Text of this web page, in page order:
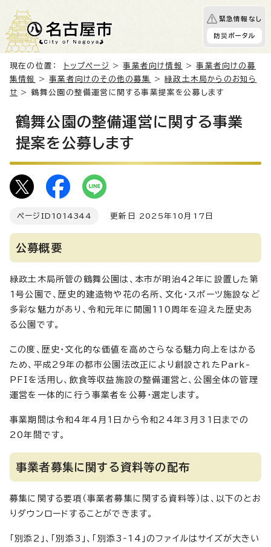
緊急情報なし
防災ポータル
現在の位置： トップページ >事業者向け情報 >事業者向けの募
集情報
>事業者向けのその他の募集 >緑政土木局からのお知ら
せ > 鶴舞公園の整備運営に関する事業提案を公募します
鶴舞公園の整備運営に関する事業
提案を公募します
ページID 1014344 更新日 2025年10月17日
公募概要
緑政土木局所管の鶴舞公園は、本市が明治42年に設置した第
1号公園で、歴史的建造物や花の名所、文化・スポーツ施設など
多彩な魅力があり、令和元年に開園110周年を迎えた歴史あ
る公園です。
この度、歴史・文化的な価値を高めさらなる魅力向上をはかる
ため、平成29年の都市公園法改正により創設されたPark-
PFIを活用し、飲食等収益施設の整備運営と、公園全体の管理
運営を一体的に行う事業者を公募・選定します。
事業期間は令和4年4月1日から令和24年3月31日までの
20年間です。
事業者募集に関する資料等の配布
募集に関する要項（事業者募集に関する資料等）は、以下のとお
りダウンロードすることができます。
「別添2」、「別添3」、「別添3‐14」のファイルはサイズが大きい